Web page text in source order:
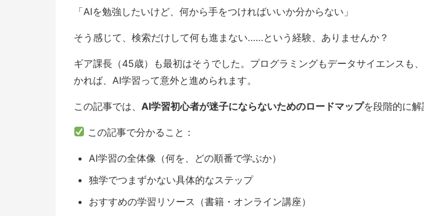
「AIを勉強したいけど、何から手をつければいいか分からない」
そう感じて、検索だけして何も進まない……という経験、ありませんか？
ギア課長（45歳）も最初はそうでした。プログラミングもデータサイエンスも
かれば、AI学習って意外と進められます。
この記事では、 AI学習初心者が迷子にならないためのロードマップを段階的に解
この記事で分かること：
AI学習の全体像（何を、どの順番で学ぶか）
独学でつまずかない具体的なステップ
おすすめの学習リソース（書籍・オンライン講座）